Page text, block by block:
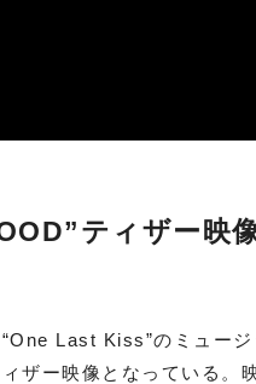
ティザー映
Last Kiss”のミュー
ザー映像となっている。